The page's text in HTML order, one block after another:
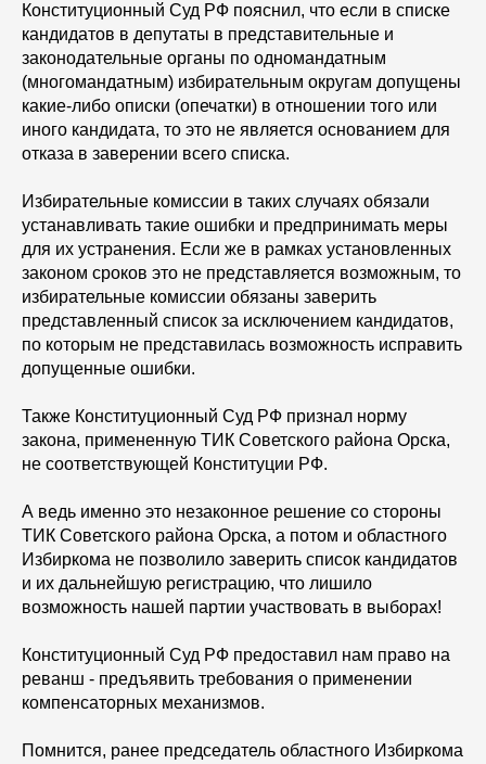
Конституционный Суд РФ пояснил, что если в списке
кандидатов в депутаты в представительные и
законодательные органы по одномандатным
(многомандатным) избирательным округам допущены
какие-либо описки (опечатки) в отношении того или
иного кандидата, то это не является основанием для
отказа в заверении всего списка.
Избирательные комиссии в таких случаях обязали
устанавливать такие ошибки и предпринимать меры
для их устранения. Если же в рамках установленных
законом сроков это не представляется возможным, то
избирательные комиссии обязаны заверить
представленный список за исключением кандидатов,
по которым не представилась возможность исправить
допущенные ошибки.
Также Конституционный Суд РФ признал норму
закона, примененную ТИК Советского района Орска,
не соответствующей Конституции РФ.
А ведь именно это незаконное решение со стороны
ТИК Советского района Орска, а потом и областного
Избиркома не позволило заверить список кандидатов
и их дальнейшую регистрацию, что лишило
возможность нашей партии участвовать в выборах!
Конституционный Суд РФ предоставил нам право на
реванш - предъявить требования о применении
компенсаторных механизмов.
Помнится, ранее председатель областного Избиркома